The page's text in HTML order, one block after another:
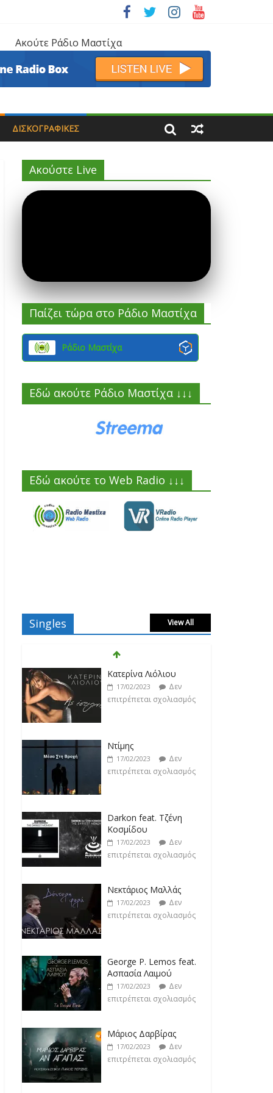
Ακούτε Ράδιο Μαστίχα
ΔΙΣΚΟΓΡΑΦΙΚΈΣ
Ακούστε Live
Παίζει τώρα στο Ράδιο Μαστίχα
Ράδιο Μαστίχα
Εδώ ακούτε Ράδιο Μαστίχα ↓↓↓
Εδώ ακούτε το Web Radio ↓↓↓
Singles View All
Κατερίνα Λιόλιου
17/02/2023
Δεν
επιτρέπεται σχολιασμός
Ντίμης
17/02/2023
Δεν
επιτρέπεται σχολιασμός
Darkon feat. Τζένη
Κοσμίδου
17/02/2023
Δεν
επιτρέπεται σχολιασμός
Νεκτάριος Μαλλάς
17/02/2023
Δεν
επιτρέπεται σχολιασμός
George P. Lemos feat.
Ασπασία Λαιμού
17/02/2023
Δεν
επιτρέπεται σχολιασμός
Μάριος Δαρβίρας
17/02/2023
Δεν
επιτρέπεται σχολιασμός